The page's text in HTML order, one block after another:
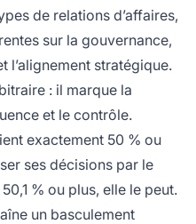
de relations d’affaires,
sur la gouvernance,
l’alignement stratégique.
: il marque la
et le contrôle.
exactement 50 % ou
ses décisions par le
% ou plus, elle le peut.
un basculement